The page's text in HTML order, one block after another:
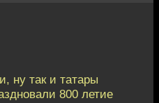
ну так и татары
800 летие